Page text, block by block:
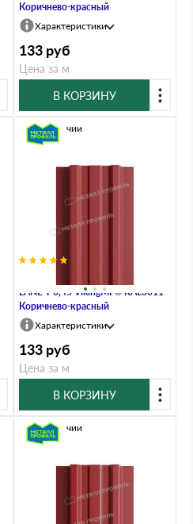
Коричнево-красный
Характеристики
133 руб
Цена за м
В КОРЗИНУ
LАNE-T 0,45 VikingMP® RAL3011
Коричнево-красный
В наличии
Характеристики
133 руб
Цена за м
В КОРЗИНУ
В наличии